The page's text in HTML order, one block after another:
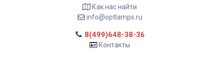
Как нас найти
info@optlamps.ru
8(499)648-38-36
Контакты